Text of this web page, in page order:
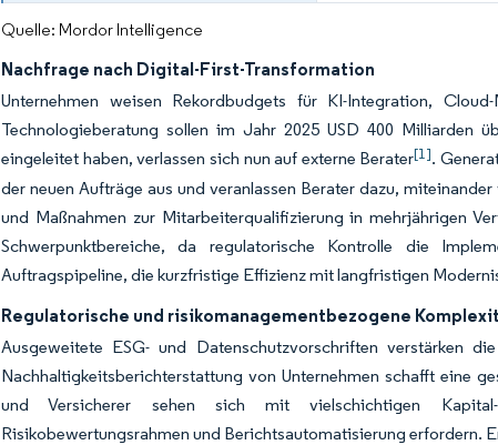
Quelle: Mordor Intelligence
Nachfrage nach Digital-First-Transformation
Unternehmen weisen Rekordbudgets für KI-Integration,
Technologieberatung sollen im Jahr 2025 USD 400 Milliarden
eingeleitet haben, verlassen sich nun auf externe Berater[1].
der neuen Aufträge aus und veranlassen Berater dazu,
und Maßnahmen zur Mitarbeiterqualifizierung in mehrjährigen
Schwerpunktbereiche, da regulatorische Kontrolle die
Auftragspipeline, die kurzfristige Effizienz mit langfristigen
Regulatorische und risikomanagementbezogene
Ausgeweitete ESG- und Datenschutzvorschriften verstärken
Nachhaltigkeitsberichterstattung von Unternehmen schafft eine
und Versicherer sehen sich mit vielschichtigen Kapital-
Risikobewertungsrahmen und Berichtsautomatisierung erfordern.